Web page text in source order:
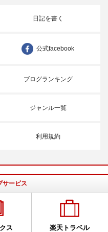
日記を書く
公式facebook
ブログランキング
ジャンル一覧
利用規約
サービス
ス 楽天トラベル